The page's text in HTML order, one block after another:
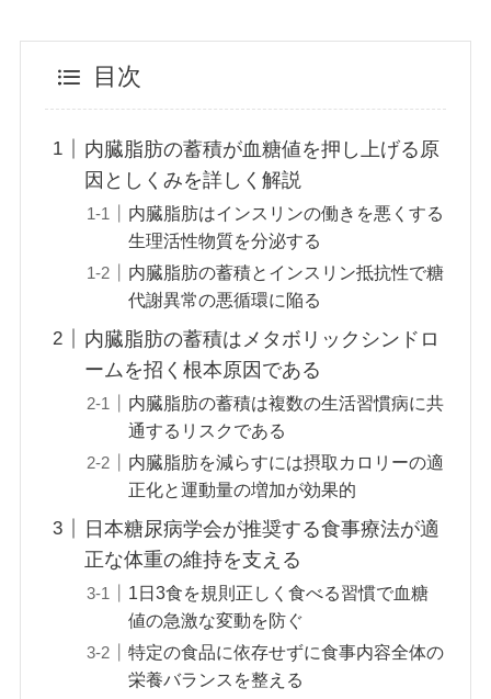
目次
内臓脂肪の蓄積が血糖値を押し上げる原
因としくみを詳しく解説
内臓脂肪はインスリンの働きを悪くする
生理活性物質を分泌する
内臓脂肪の蓄積とインスリン抵抗性で糖
代謝異常の悪循環に陥る
内臓脂肪の蓄積はメタボリックシンドロ
ームを招く根本原因である
内臓脂肪の蓄積は複数の生活習慣病に共
通するリスクである
内臓脂肪を減らすには摂取カロリーの適
正化と運動量の増加が効果的
日本糖尿病学会が推奨する食事療法が適
正な体重の維持を支える
1日3食を規則正しく食べる習慣で血糖
値の急激な変動を防ぐ
特定の食品に依存せずに食事内容全体の
栄養バランスを整える